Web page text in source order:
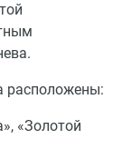
расположены:
«Золотой